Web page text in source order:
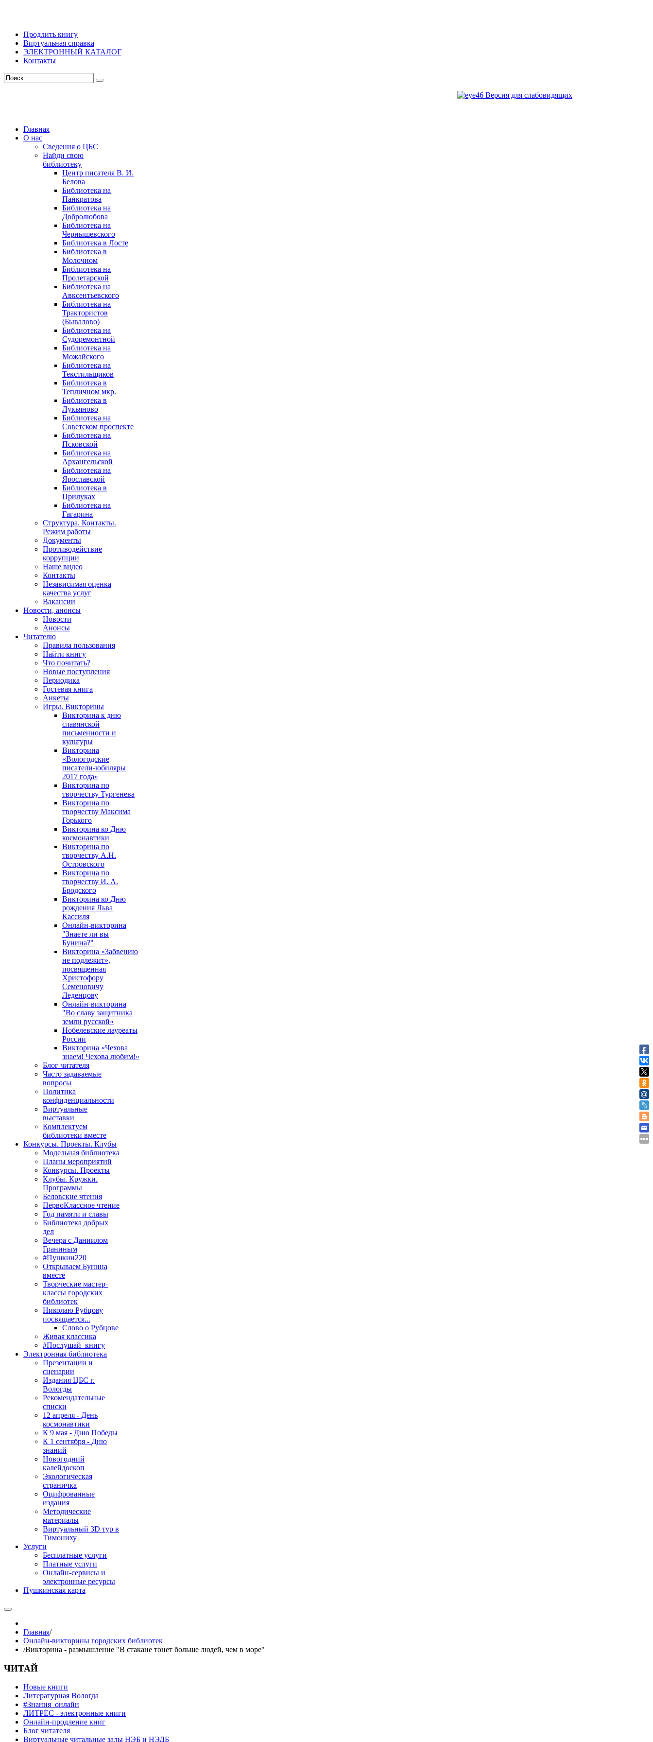
Продлить книгу
Виртуальная справка
ЭЛЕКТРОННЫЙ КАТАЛОГ
Контакты
Версия для слабовидящих
Главная
О нас
Сведения о ЦБС
Найди свою
библиотеку
Центр писателя В. И.
Белова
Библиотека на
Панкратова
Библиотека на
Добролюбова
Библиотека на
Чернышевского
Библиотека в Лосте
Библиотека в
Молочном
Библиотека на
Пролетарской
Библиотека на
Авксентьевского
Библиотека на
Трактористов
(Бывалово)
Библиотека на
Судоремонтной
Библиотека на
Можайского
Библиотека на
Текстильщиков
Библиотека в
Тепличном мкр.
Библиотека в
Лукьяново
Библиотека на
Советском проспекте
Библиотека на
Псковской
Библиотека на
Архангельской
Библиотека на
Ярославской
Библиотека в
Прилуках
Библиотека на
Гагарина
Структура. Контакты.
Режим работы
Документы
Противодействие
коррупции
Наше видео
Контакты
Независимая оценка
качества услуг
Вакансии
Новости, анонсы
Новости
Анонсы
Читателю
Правила пользования
Найти книгу
Что почитать?
Новые поступления
Периодика
Гостевая книга
Анкеты
Игры. Викторины
Викторина к дню
славянской
письменности и
культуры
Викторина
«Вологодские
писатели-юбиляры
2017 года»
Викторина по
творчеству Тургенева
Викторина по
творчеству Максима
Горького
Викторина ко Дню
космонавтики
Викторина по
творчеству А.Н.
Островского
Викторина по
творчеству И. А.
Бродского
Викторина ко Дню
рождения Льва
Кассиля
Онлайн-викторина
"Знаете ли вы
Бунина?"
Викторина «Забвению
не подлежит»,
посвященная
Христофору
Семеновичу
Леденцову
Онлайн-викторина
"Во славу защитника
земли русской»
Нобелевские лауреаты
России
Викторина «Чехова
знаем! Чехова любим!»
Блог читателя
Часто задаваемые
вопросы
Политика
конфиденциальности
Виртуальные
выставки
Комплектуем
библиотеки вместе
Конкурсы. Проекты. Клубы
Модельная библиотека
Планы мероприятий
Конкурсы. Проекты
Клубы. Кружки.
Программы
Беловские чтения
ПервоКлассное чтение
Год памяти и славы
Библиотека добрых
дел
Вечера с Даниилом
Граниным
#Пушкин220
Открываем Бунина
вместе
Творческие мастер-
классы городских
библиотек
Николаю Рубцову
посвящается...
Слово о Рубцове
Живая классика
#Послушай_книгу
Электронная библиотека
Презентации и
сценарии
Издания ЦБС г.
Вологды
Рекомендательные
списки
12 апреля - День
космонавтики
К 9 мая - Дню Победы
К 1 сентября - Дню
знаний
Новогодний
калейдоскоп
Экологическая
страничка
Оцифрованные
издания
Методические
материалы
Виртуальный 3D тур в
Тимониху
Услуги
Бесплатные услуги
Платные услуги
Онлайн-сервисы и
электронные ресурсы
Пушкинская карта
Главная/
Онлайн-викторины городских библиотек
/Викторина - размышление "В стакане тонет больше людей, чем в море"
ЧИТАЙ
Новые книги
Литературная Вологда
#Знания_онлайн
ЛИТРЕС - электронные книги
Онлайн-продление книг
Блог читателя
Виртуальные читальные залы НЭБ и НЭДБ